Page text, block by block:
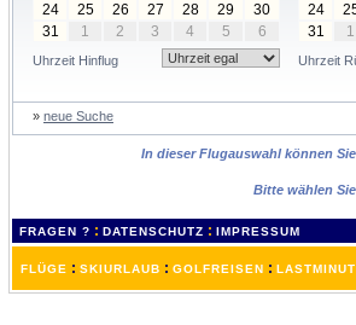
24
25 26 27 28 29
30
31
1 2 3 4 5 6
Uhrzeit Hinflug
24
31
1
Uhrzeit
» neue Suche
In dieser Flugauswahl können
Bitte wählen
FRAGEN ? : DATENSCHUTZ : IMPRESSUM
FLÜGE : SKIURLAUB : GOLFREISEN :